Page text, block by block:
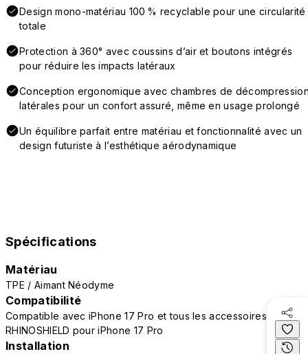
Design mono-matériau 100 % recyclable pour une circularité
totale
Protection à 360° avec coussins d’air et boutons intégrés
pour réduire les impacts latéraux
Conception ergonomique avec chambres de
latérales pour un confort assuré, même en usage prolongé
Un équilibre parfait entre matériau et fonctionnalité avec un
design futuriste à l’esthétique aérodynamique
Spécifications
Matériau
TPE / Aimant Néodyme
Compatibilité
Compatible avec iPhone 17 Pro et tous les accessoires
RHINOSHIELD pour iPhone 17 Pro
Installation